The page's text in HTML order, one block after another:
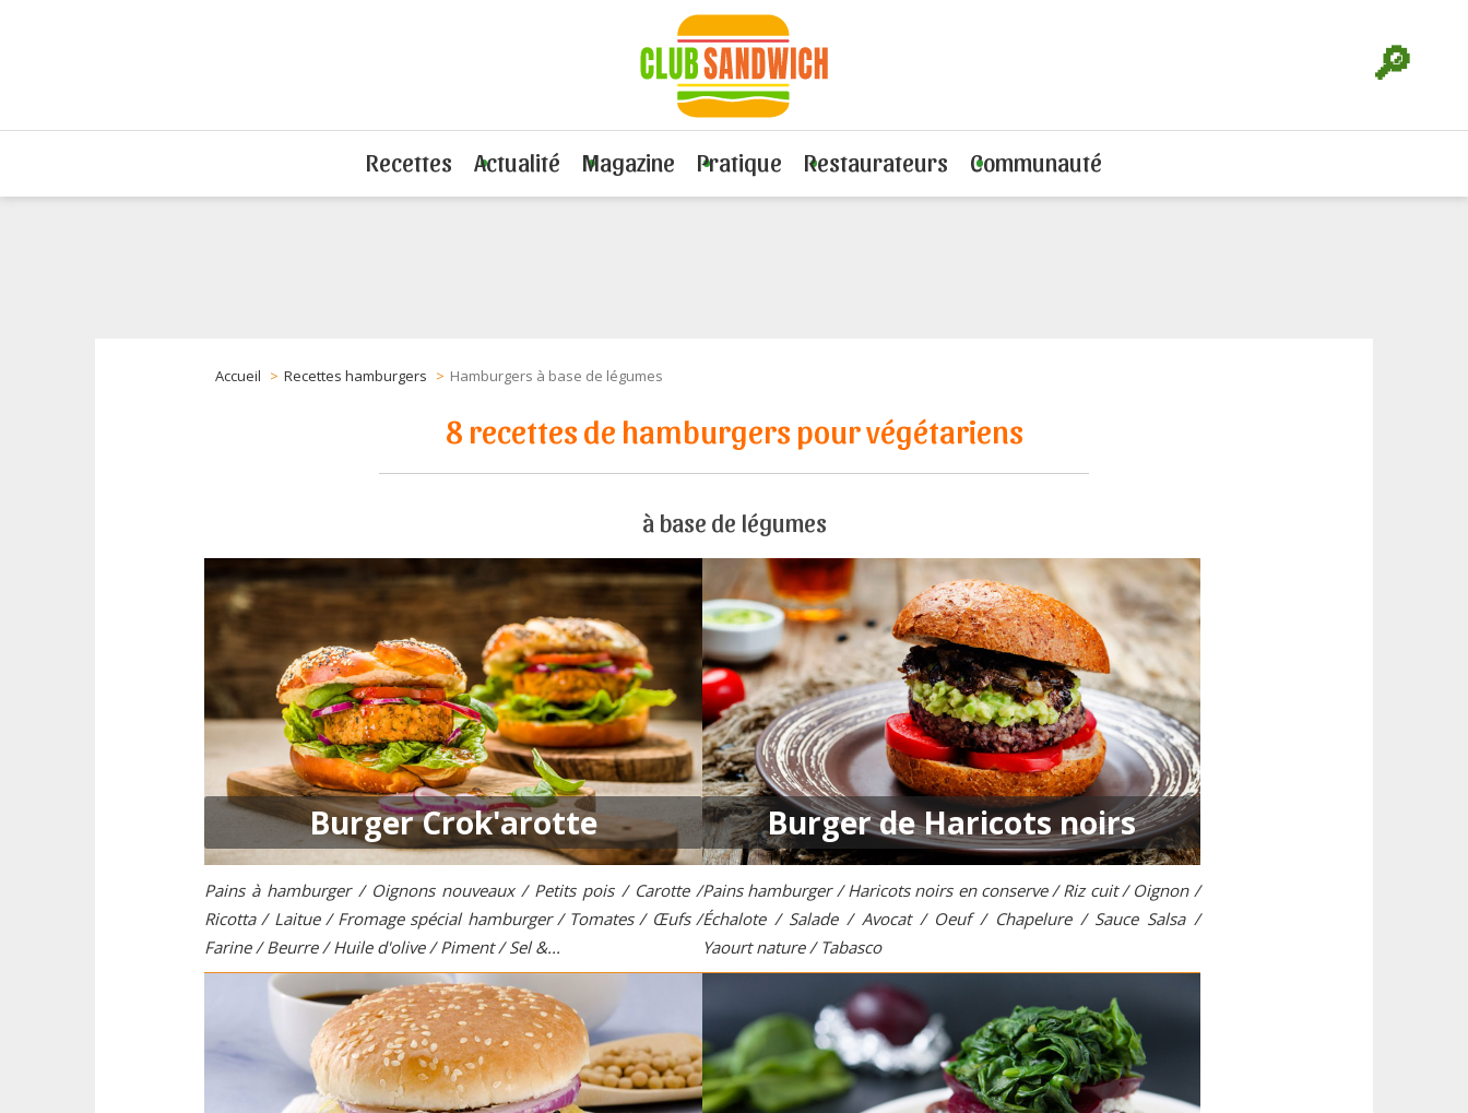
🔎
Recettes Actualité Magazine Pratique Restaurateurs Communauté
Accueil Recettes hamburgers Hamburgers à base de légumes
8 recettes de hamburgers pour végétariens
à base de légumes
Burger Crok'arotte
Pains à hamburger / Oignons nouveaux / Petits pois / Carotte /
Ricotta / Laitue / Fromage spécial hamburger / Tomates / Œufs /
Farine / Beurre / Huile d'olive / Piment / Sel &...
Burger de Haricots noirs
Pains hamburger / Haricots noirs en conserve / Riz cuit / Oignon /
Échalote / Salade / Avocat / Oeuf / Chapelure / Sauce Salsa /
Yaourt nature / Tabasco